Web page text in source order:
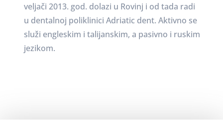
veljači 2013. god. dolazi u Rovinj i od tada radi
u dentalnoj poliklinici Adriatic dent. Aktivno se
služi engleskim i talijanskim, a pasivno i ruskim
jezikom.